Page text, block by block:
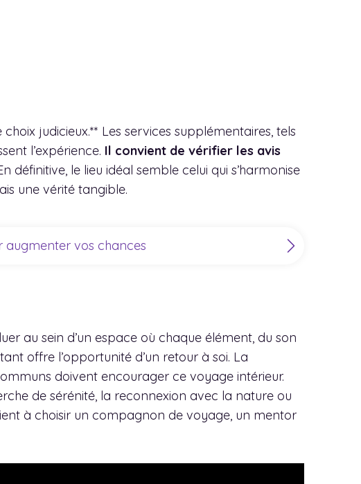
judicieux.** Les services supplémentaires, tels
l’expérience. Il convient de vérifier les avis
définitive, le lieu idéal semble celui qui s’harmonise
une vérité tangible.
augmenter vos chances
au sein d’un espace où chaque élément, du son
offre l’opportunité d’un retour à soi. La
doivent encourager ce voyage intérieur.
de sérénité, la reconnexion avec la nature ou
à choisir un compagnon de voyage, un mentor